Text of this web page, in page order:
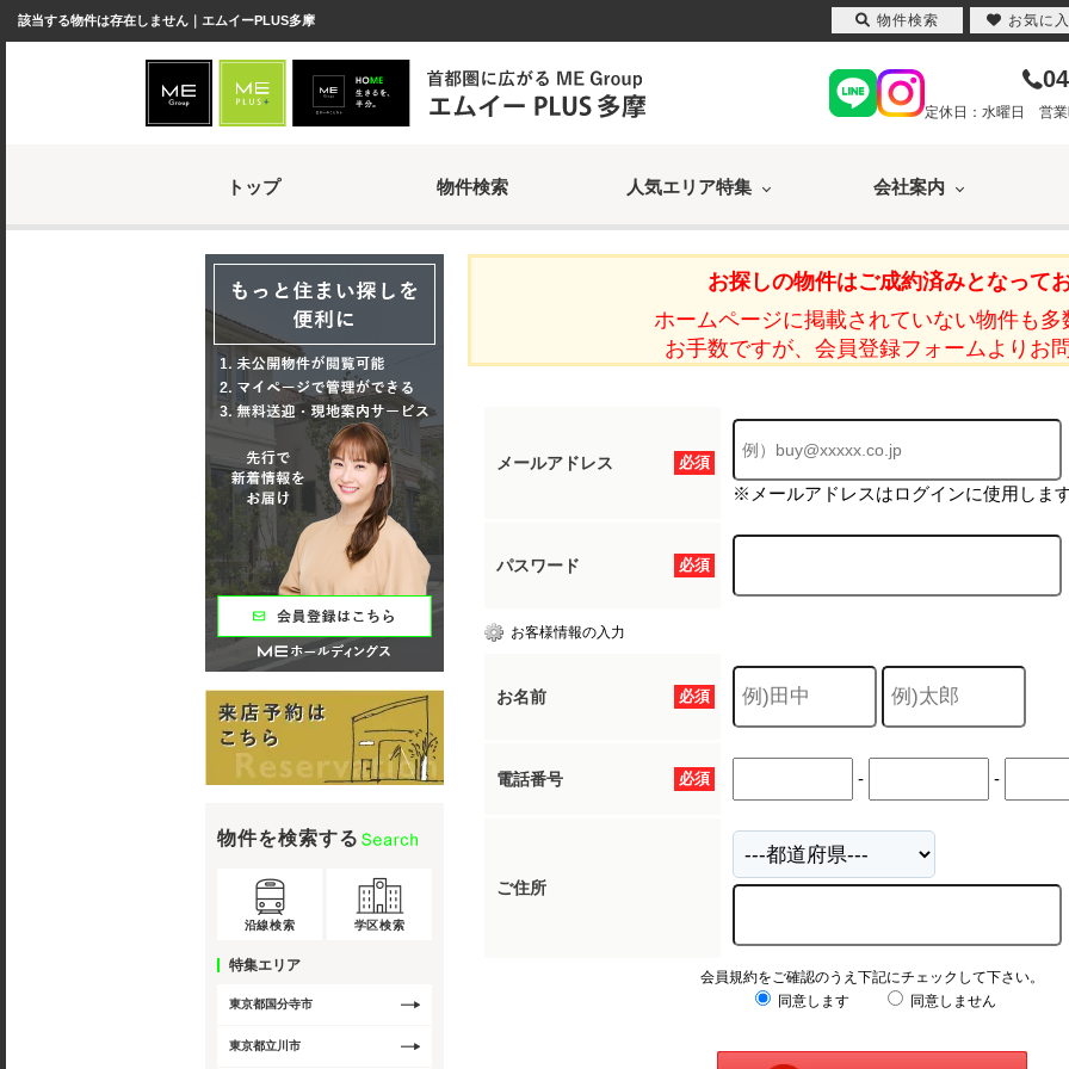
該当する物件は存在しません｜エムイーPLUS多摩
定休日：水曜日 営
トップ 物件検索 人気エリア特集 会社案内
お探しの物件はご成約済みとなってお
ホームページに掲載されていない物件も多
お手数ですが、会員登録フォームよりお
必須
メールアドレス
※メールアドレスはログインに使用します
必須
パスワード
お客様情報の入力
必須
お名前
必須
電話番号 - -
ご住所
会員規約をご確認のうえ下記にチェックして下さい。
同意します
同意しません
物件を検索する
沿線検索 学区検索
特集エリア
東京都国分寺市
東京都立川市
物件検索 お気に